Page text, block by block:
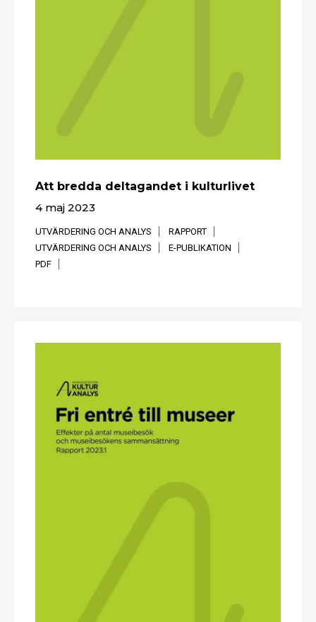
Att bredda deltagandet i kulturlivet
4 maj 2023
UTVÄRDERING OCH ANALYS
RAPPORT
UTVÄRDERING OCH ANALYS
E-PUBLIKATION
PDF